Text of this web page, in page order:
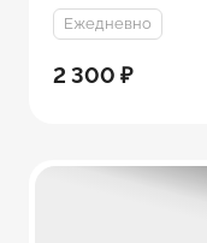
Ежедневно
2 300 ₽